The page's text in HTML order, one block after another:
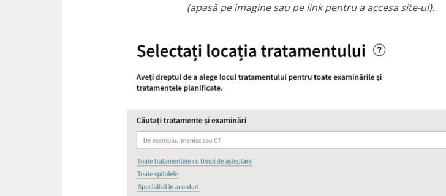
(apasă pe imagine sau pe link pentru a accesa site-ul).